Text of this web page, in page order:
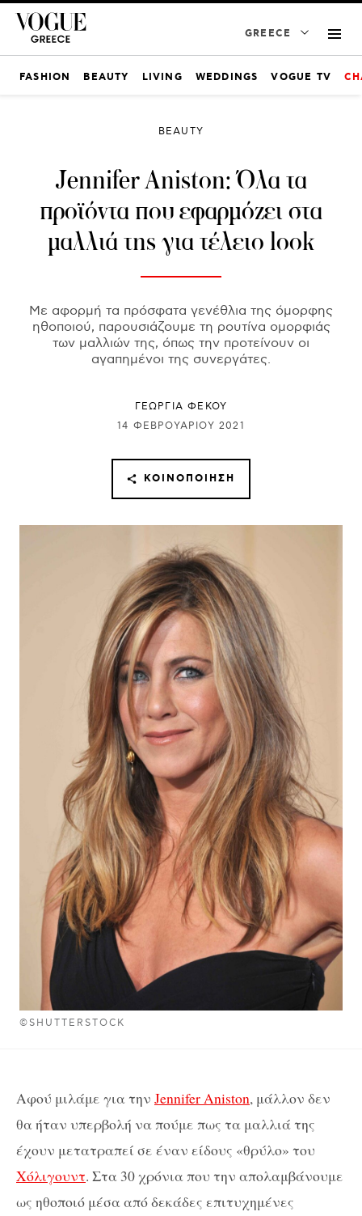
GREECE
FASHION BEAUTY LIVING WEDDINGS VOGUE TV
©SHUTTERSTOCK
BEAUTY
Jennifer Aniston: Όλα τα
προϊόντα που εφαρμόζει στα
μαλλιά της για τέλειο look
Mε αφορμή τα πρόσφατα γενέθλια της όμορφης
ηθοποιού, παρουσιάζουμε τη ρουτίνα ομορφιάς
των μαλλιών της, όπως την προτείνουν οι
αγαπημένοι της συνεργάτες.
ΓΕΩΡΓΙΑ ΦΕΚΟΥ
14 ΦΕΒΡΟΥΑΡΊΟΥ 2021
ΚΟΙΝΟΠΟΊΗΣΗ
Αφού μιλάμε για την Jennifer Aniston, μάλλον δεν
θα ήταν υπερβολή να πούμε πως τα μαλλιά της
έχουν μετατραπεί σε έναν είδους «θρύλο» του
Χόλιγουντ. Στα 30 χρόνια που την απολαμβάνουμε
ως ηθοποιό μέσα από δεκάδες επιτυχημένες